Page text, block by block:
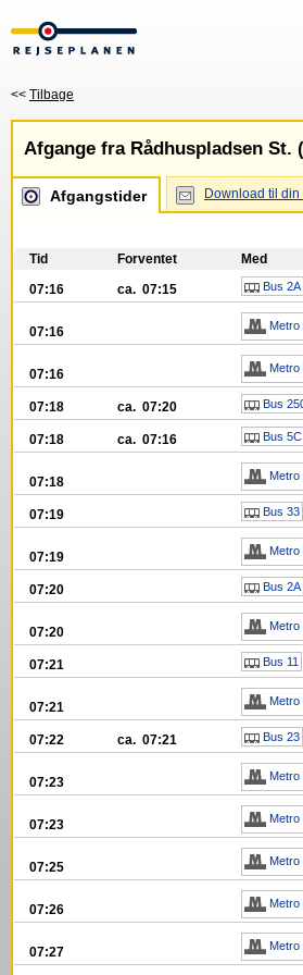
<< Tilbage
Afgange fra Rådhuspladsen St.
Afgangstider Download til
Tid
Forventet Med
07:16
ca. 07:15 Bus 2A
07:16 Metro
07:16 Metro
07:18 ca. 07:20 Bus
07:18 ca. 07:16 Bus 5C
07:18 Metro
07:19 Bus 33
07:19 Metro
07:20 Bus 2A
07:20 Metro
07:21 Bus 11
07:21 Metro
07:22 ca. 07:21 Bus 23
07:23 Metro
07:23 Metro
07:25 Metro
07:26 Metro
07:27 Metro